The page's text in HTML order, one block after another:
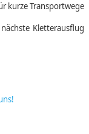
kurze Transportwege
Kletterausflug